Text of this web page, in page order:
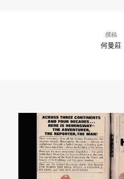
撰稿
何曼莊